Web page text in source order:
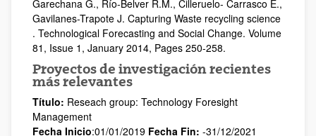
Garechana G., Río-Belver R.M., Cilleruelo- Carrasco E.,
Gavilanes-Trapote J. Capturing Waste recycling science
. Technological Forecasting and Social Change. Volume
81, Issue 1, January 2014, Pages 250-258.
Proyectos de investigación recientes
más relevantes
Título: Reseach group: Technology Foresight
Management
Fecha Inicio:01/01/2019 Fecha Fin: -31/12/2021